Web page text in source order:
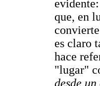
que, en
es claro
hace
"lugar"
desde